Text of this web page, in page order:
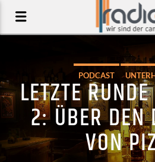
PODCAST
LETZTE
2: ÜBER DEN
VON